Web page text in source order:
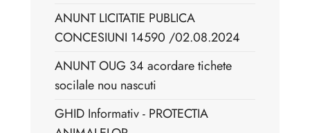
ANUNT LICITATIE PUBLICA
CONCESIUNI 14590 /02.08.2024
ANUNT OUG 34 acordare tichete
socilale nou nascuti
GHID Informativ - PROTECTIA